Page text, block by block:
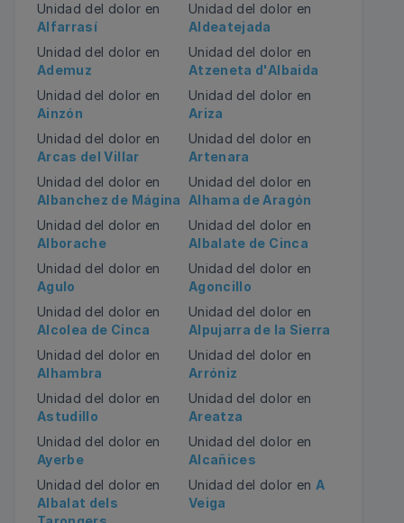
Unidad del dolor en
Alfarrasí
Unidad del dolor en
Aldeatejada
Unidad del dolor en
Ademuz
Unidad del dolor en
Atzeneta d'Albaida
Unidad del dolor en
Ainzón
Unidad del dolor en
Ariza
Unidad del dolor en
Arcas del Villar
Unidad del dolor en
Artenara
Unidad del dolor en
Albanchez de Mágina
Unidad del dolor en
Alhama de Aragón
Unidad del dolor en
Alborache
Unidad del dolor en
Albalate de Cinca
Unidad del dolor en
Agulo
Unidad del dolor en
Agoncillo
Unidad del dolor en
Alcolea de Cinca
Unidad del dolor en
Alpujarra de la Sierra
Unidad del dolor en
Alhambra
Unidad del dolor en
Arróniz
Unidad del dolor en
Astudillo
Unidad del dolor en
Areatza
Unidad del dolor en
Ayerbe
Unidad del dolor en
Alcañices
Unidad del dolor en
Albalat dels
Unidad del dolor en A
Veiga